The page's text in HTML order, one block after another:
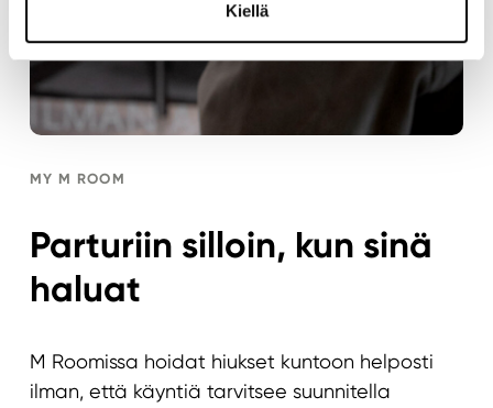
Kiellä
MY M ROOM
Parturiin silloin, kun sinä
haluat
M Roomissa hoidat hiukset kuntoon helposti
ilman, että käyntiä tarvitsee suunnitella